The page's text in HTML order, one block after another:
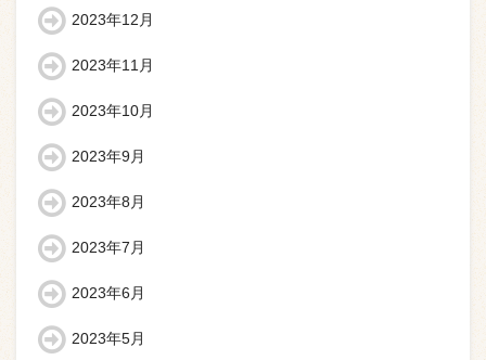
2023年12月
2023年11月
2023年10月
2023年9月
2023年8月
2023年7月
2023年6月
2023年5月